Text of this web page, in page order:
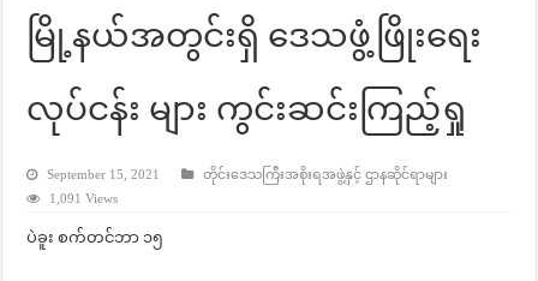
မြို့နယ်အတွင်းရှိ ဒေသဖွံ့ဖြိုးရေး
လုပ်ငန်း များ ကွင်းဆင်းကြည့်ရှု
September 15, 2021
တိုင်းဒေသကြီးအစိုးရအဖွဲ့နှင့် ဌာနဆိုင်ရာများ
1,091 Views
ပဲခူး စက်တင်ဘာ ၁၅